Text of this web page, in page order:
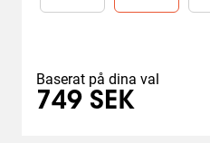
Baserat på dina val
749 SEK